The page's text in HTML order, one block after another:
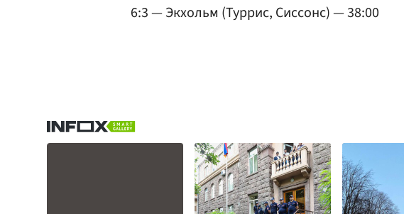
6:3 — Экхольм (Туррис, Сиссонс) — 38:00